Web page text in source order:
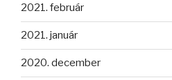
2021. február
2021. január
2020. december